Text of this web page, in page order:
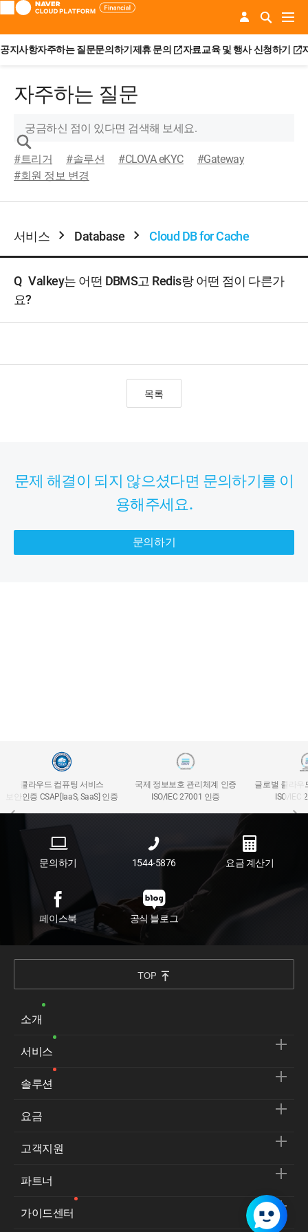
공지사항자주하는 질문문의하기 제휴 문의 자료교육 및 행사 신청하기
자주하는 질문
#트리거 #솔루션 #CLOVA eKYC
#Gateway
#회원 정보 변경
서비스 Database Cloud DB for Cache
Q Valkey는 어떤 DBMS고 Redis랑 어떤 점이 다른가
요?
목록
문제 해결이 되지 않으셨다면 문의하기를 이
용해주세요.
문의하기
클라우드 컴퓨팅 서비스
보안인증 CSAP[IaaS, SaaS] 인증
국제 정보보호 관리체계 인증
ISO/IEC 27001 인증
글로벌 클라우
ISO/IEC
문의하기 1544-5876 요금 계산기
페이스북 공식 블로그
TOP
소개
서비스
솔루션
요금
고객지원
파트너
가이드센터